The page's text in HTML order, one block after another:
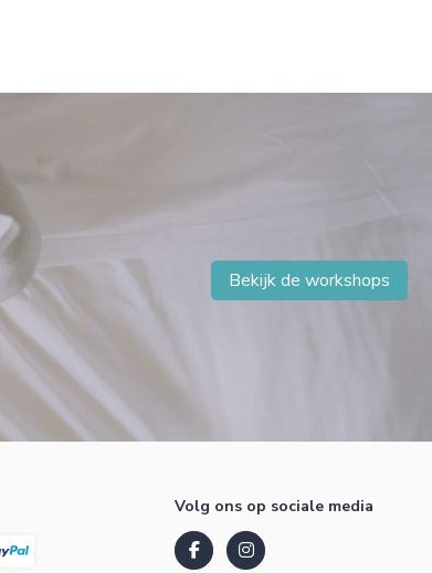
Bekijk de workshops
Volg ons op sociale media